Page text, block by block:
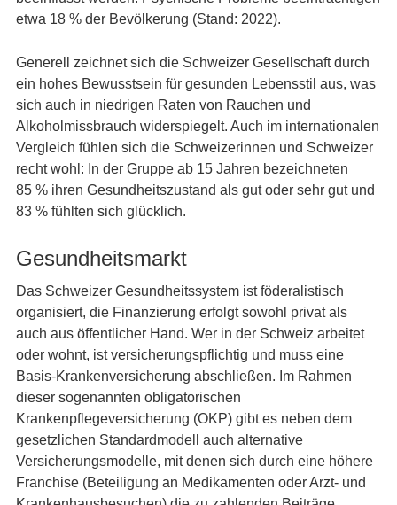
etwa 18 % der Bevölkerung (Stand: 2022).
Generell zeichnet sich die Schweizer Gesellschaft durch
ein hohes Bewusstsein für gesunden Lebensstil aus, was
sich auch in niedrigen Raten von Rauchen und
Alkoholmissbrauch widerspiegelt. Auch im internationalen
Vergleich fühlen sich die Schweizerinnen und Schweizer
recht wohl: In der Gruppe ab 15 Jahren bezeichneten
85 % ihren Gesundheitszustand als gut oder sehr gut und
83 % fühlten sich glücklich.
Gesundheitsmarkt
Das Schweizer Gesundheitssystem ist föderalistisch
organisiert, die Finanzierung erfolgt sowohl privat als
auch aus öffentlicher Hand. Wer in der Schweiz arbeitet
oder wohnt, ist versicherungspflichtig und muss eine
Basis-Krankenversicherung abschließen. Im Rahmen
dieser sogenannten obligatorischen
Krankenpflegeversicherung (OKP) gibt es neben dem
gesetzlichen Standardmodell auch alternative
Versicherungsmodelle, mit denen sich durch eine höhere
Franchise (Beteiligung an Medikamenten oder Arzt- und